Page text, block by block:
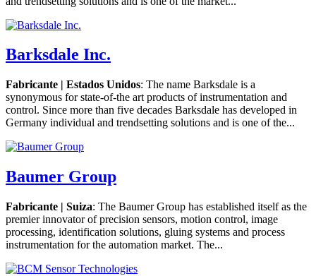
Barksdale Inc.
Fabricante | Estados Unidos: The name Barksdale is a
synonymous for state-of-the art products of instrumentation and
control. Since more than five decades Barksdale has developed in
Germany individual and trendsetting solutions and is one of the...
Baumer Group
Fabricante | Suiza: The Baumer Group has established itself as the
premier innovator of precision sensors, motion control, image
processing, identification solutions, gluing systems and process
instrumentation for the automation market. The...